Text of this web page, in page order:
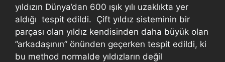
yıldızın Dünya’dan 600 ışık yılı uzaklıkta yer
aldığı tespit edildi. Çift yıldız sisteminin bir
parçası olan yıldız kendisinden daha büyük olan
”arkadaşının” önünden geçerken tespit edildi, ki
bu method normalde yıldızların değil